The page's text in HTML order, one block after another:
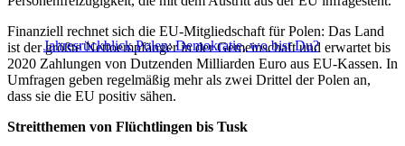
Jahresrückblick Polen: Demokratie, wo bist Du?
Finanziell rechnet sich die EU-Mitgliedschaft für Polen: Das Land
ist der größte Nettoempfänger in der Gemeinschaft und erwartet bis
2020 Zahlungen von Dutzenden Milliarden Euro aus EU-Kassen. In
Umfragen geben regelmäßig mehr als zwei Drittel der Polen an,
dass sie die EU positiv sähen.
Streitthemen von Flüchtlingen bis Tusk